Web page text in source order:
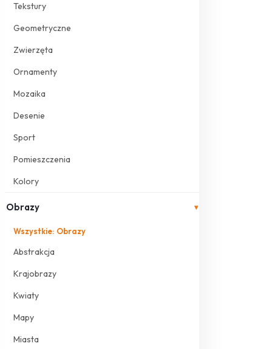
Tekstury
Geometryczne
Zwierzęta
Ornamenty
Mozaika
Desenie
Sport
Pomieszczenia
Kolory
Obrazy ▾
Wszystkie: Obrazy
Abstrakcja
Krajobrazy
Kwiaty
Mapy
Miasta